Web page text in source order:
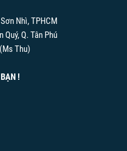
Nhì, TPHCM
Quý, Q. Tân Phú
Thu)
!